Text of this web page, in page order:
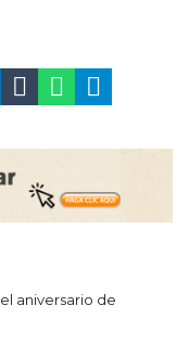
aniversario de